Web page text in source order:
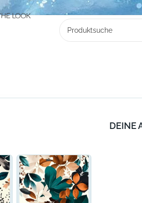
LOOK
DEINE